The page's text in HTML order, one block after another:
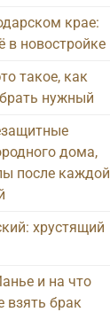
крае:
в новостройке
такое, как
нужный
дома,
после каждой
хрустящий
и на что
взять брак